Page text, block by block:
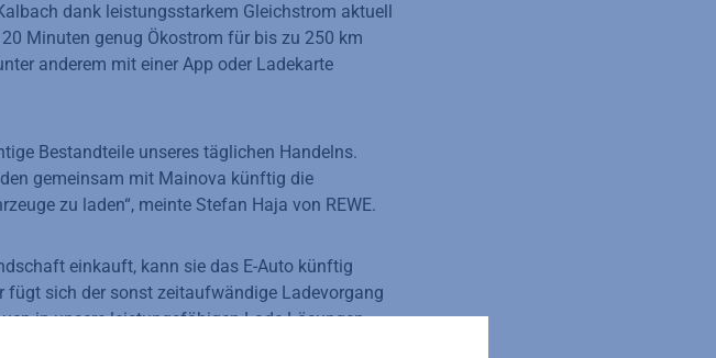
dank leistungsstarkem Gleichstrom aktuell
Minuten genug Ökostrom für bis zu 250 km
anderem mit einer App oder Ladekarte
Bestandteile unseres täglichen Handelns.
gemeinsam mit Mainova künftig die
zu laden“, meinte Stefan Haja von REWE.
einkauft, kann sie das E-Auto künftig
fügt sich der sonst zeitaufwändige Ladevorgang
in unsere leistungsfähigen Lade-Lösungen